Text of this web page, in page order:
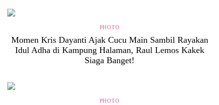
PHOTO
Momen Kris Dayanti Ajak Cucu Main Sambil Rayakan
Idul Adha di Kampung Halaman, Raul Lemos Kakek
Siaga Banget!
PHOTO